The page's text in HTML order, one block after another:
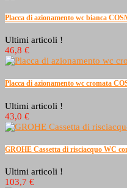
Placca di azionamento wc bianca
Ultimi articoli !
46,8 €
Placca di azionamento wc cromata
Ultimi articoli !
43,0 €
GROHE Cassetta di risciacquo WC
Ultimi articoli !
103,7 €